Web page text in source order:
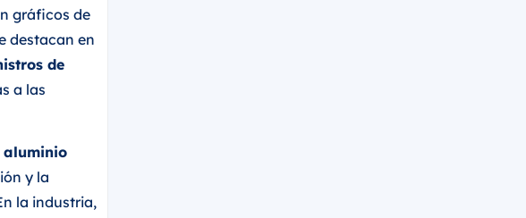
gráficos de
destacan en
de
a las
aluminio
y la
la industria,